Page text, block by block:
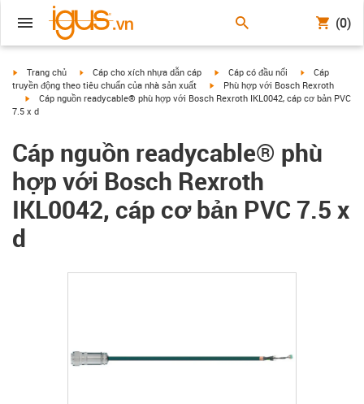
(0)
igus-icon-arrow-right
Trang chủ igus-icon-arrow-right
Cáp cho xích nhựa dẫn cáp igus-icon-arrow-right
Cáp có đầu nối igus-icon-
Cáp
truyền động theo tiêu chuẩn của nhà sản xuất
igus-icon-arrow-right
Phù hợp với Bosch Rexroth
igus-icon-arrow-right
Cáp nguồn readycable® phù hợp với Bosch Rexroth IKL0042, cáp cơ bản PVC
7.5 x d
Cáp nguồn readycable® phù
hợp với Bosch Rexroth
IKL0042, cáp cơ bản PVC 7.5 x
d